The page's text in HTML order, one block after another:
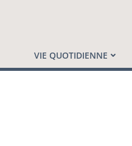
VIE QUOTIDIENNE